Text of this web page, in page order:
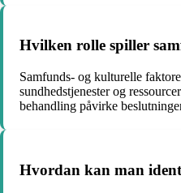
Hvilken rolle spiller
Samfunds- og kulturelle
sundhedstjenester og
behandling påvirke
Hvordan kan man